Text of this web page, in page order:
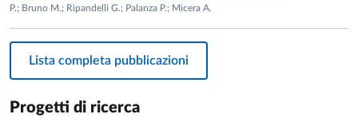
bioinstrumental, biochemical and behavioural PLAYers -
Partecipazione: Co-PI
funzionali per la biomedicina aStronautica di PREcisione.
•Responsabile di Unita’ di Ricerca, PRIN 2010-11 per il
P.; Bruno M.; Ripandelli G.; Palanza P.; Micera A.
Lista completa pubblicazioni
Progetti di ricerca